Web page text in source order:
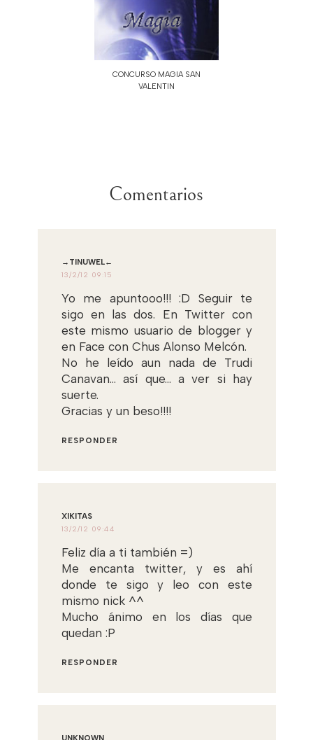
CONCURSO MAGIA SAN
VALENTIN
Comentarios
→TINUWEL←
13/2/12 09:15
Yo me apuntooo!!! :D Seguir te
sigo en las dos. En Twitter con
este mismo usuario de blogger y
en Face con Chus Alonso Melcón.
No he leído aun nada de Trudi
Canavan... así que... a ver si hay
suerte.
Gracias y un beso!!!!
RESPONDER
XIKITAS
13/2/12 09:44
Feliz día a ti también =)
Me encanta twitter, y es ahí
donde te sigo y leo con este
mismo nick ^^
Mucho ánimo en los días que
quedan :P
RESPONDER